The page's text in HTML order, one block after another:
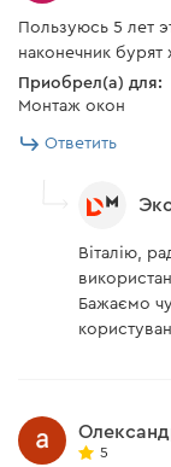
Пользуюсь 5 лет
наконечник
Приобрел(а) для:
Монтаж окон
Ответить
Віталію,
Бажаємо
5